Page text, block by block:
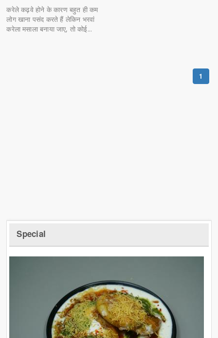
करेले कढ़वे होने के कारण बहुत ही कम
लोग खाना पसंद करते हैं लेकिन भरवां
करेला मसाला बनाया जाए, तो कोई...
1
Special